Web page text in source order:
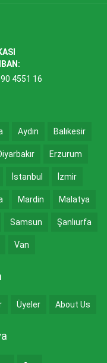
4551 16
Aydın Balıkesir
Erzurum
İstanbul İzmir
Mardin Malatya
Samsun Şanlıurfa
Van
Üyeler About Us